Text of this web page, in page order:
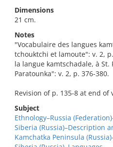
Dimensions
21 cm.
Notes
"Vocabulaire des langues
tchouktchi et lamoute": v. 2,
la langue kamtschadale, à St.
Paratounka": v. 2, p. 376-380.
Revision of p. 135-8 at end of
Subject
Ethnology–Russia
Siberia (Russia)–Description
Kamchatka Peninsula